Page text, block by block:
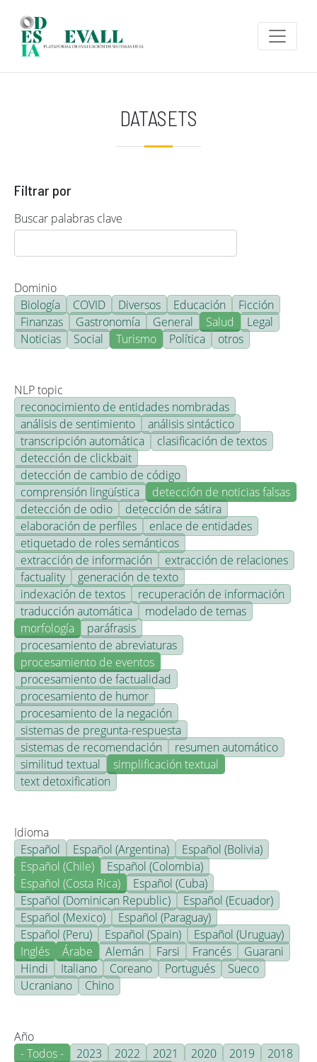
DATASETS
Filtrar por
Buscar palabras clave
Dominio
Biología
COVID Diversos Educación
Ficción
Finanzas
Gastronomía General Salud
Legal
Noticias
Social Turismo Política otros
NLP topic
reconocimiento de entidades nombradas
análisis de sentimiento
análisis sintáctico
transcripción automática
clasificación de textos
detección de clickbait
detección de cambio de código
comprensión lingüística
detección de noticias falsas
detección de odio
detección de sátira
elaboración de perfiles
enlace de entidades
etiquetado de roles semánticos
extracción de información
extracción de relaciones
factuality
generación de texto
indexación de textos
recuperación de información
traducción automática
modelado de temas
morfología
paráfrasis
procesamiento de abreviaturas
procesamiento de eventos
procesamiento de factualidad
procesamiento de humor
procesamiento de la negación
sistemas de pregunta-respuesta
sistemas de recomendación
resumen automático
similitud textual
simplificación textual
text detoxification
Idioma
Español
Español (Argentina)
Español (Bolivia)
Español (Chile)
Español (Colombia)
Español (Costa Rica)
Español (Cuba)
Español (Dominican Republic)
Español (Ecuador)
Español (Mexico)
Español (Paraguay)
Español (Peru)
Español (Spain)
Español (Uruguay)
Inglés
Árabe Alemán Farsi Francés
Guarani
Hindi
Italiano Coreano Portugués
Sueco
Ucraniano
Chino
Año
- Todos -
2023 2022 2021 2020 2019
2018